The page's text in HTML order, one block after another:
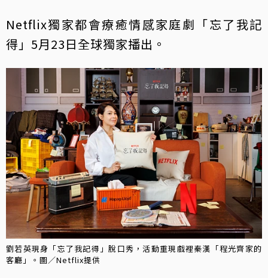
Netflix獨家都會療癒情感家庭劇「忘了我記
得」5月23日全球獨家播出。
劉若英現身「忘了我記得」脫口秀，活動重現戲裡秦漢「程光齊家的
客廳」。圖／Netflix提供